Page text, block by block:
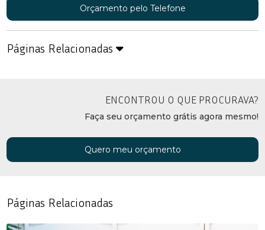
Orçamento pelo Telefone
Páginas Relacionadas
ENCONTROU O QUE PROCURAVA?
Faça seu orçamento grátis agora mesmo!
Quero meu orçamento
Páginas Relacionadas